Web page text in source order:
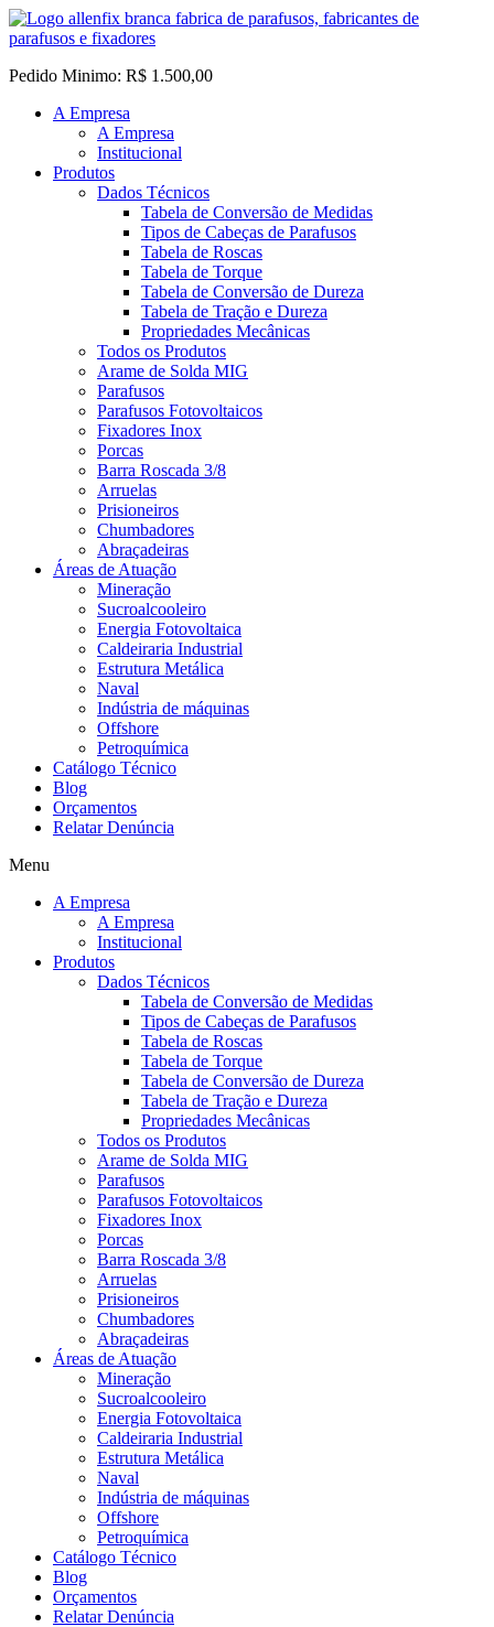
Pedido Minimo: R$ 1.500,00
A Empresa
A Empresa
Institucional
Produtos
Dados Técnicos
Tabela de Conversão de Medidas
Tipos de Cabeças de Parafusos
Tabela de Roscas
Tabela de Torque
Tabela de Conversão de Dureza
Tabela de Tração e Dureza
Propriedades Mecânicas
Todos os Produtos
Arame de Solda MIG
Parafusos
Parafusos Fotovoltaicos
Fixadores Inox
Porcas
Barra Roscada 3/8
Arruelas
Prisioneiros
Chumbadores
Abraçadeiras
Áreas de Atuação
Mineração
Sucroalcooleiro
Energia Fotovoltaica
Caldeiraria Industrial
Estrutura Metálica
Naval
Indústria de máquinas
Offshore
Petroquímica
Catálogo Técnico
Blog
Orçamentos
Relatar Denúncia
Menu
A Empresa
A Empresa
Institucional
Produtos
Dados Técnicos
Tabela de Conversão de Medidas
Tipos de Cabeças de Parafusos
Tabela de Roscas
Tabela de Torque
Tabela de Conversão de Dureza
Tabela de Tração e Dureza
Propriedades Mecânicas
Todos os Produtos
Arame de Solda MIG
Parafusos
Parafusos Fotovoltaicos
Fixadores Inox
Porcas
Barra Roscada 3/8
Arruelas
Prisioneiros
Chumbadores
Abraçadeiras
Áreas de Atuação
Mineração
Sucroalcooleiro
Energia Fotovoltaica
Caldeiraria Industrial
Estrutura Metálica
Naval
Indústria de máquinas
Offshore
Petroquímica
Catálogo Técnico
Blog
Orçamentos
Relatar Denúncia